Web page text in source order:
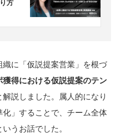
織に「仮説提案営業」を根づ
獲得における仮説提案のテン
説しました。属人的になり
」することで、チーム全体
うお話でした。